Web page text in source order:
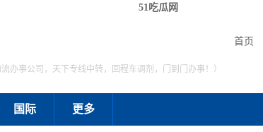
51吃瓜网
首页
办事公司，天下专线中转，回程车调剂，门到门办事！）
国际 更多